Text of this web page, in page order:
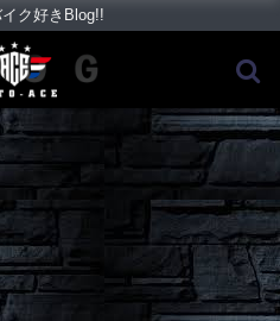
ク好きBlog!!